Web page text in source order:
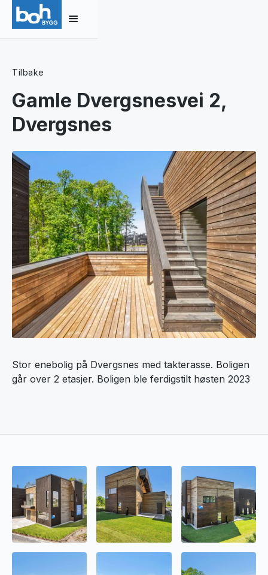
Tilbake
Gamle Dvergsnesvei 2,
Dvergsnes
Stor enebolig på Dvergsnes med takterasse. Boligen
går over 2 etasjer. Boligen ble ferdigstilt høsten 2023